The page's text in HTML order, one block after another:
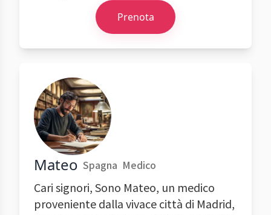
Prenota
Mateo Spagna Medico
Cari signori, Sono Mateo, un medico
proveniente dalla vivace città di Madrid,